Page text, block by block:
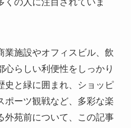
くの人に注目されていま
業施設やオフィスビル、飲
心らしい利便性をしっかり
史と緑に囲まれ、ショッピ
ポーツ観戦など、多彩な楽
外苑前について、この記事